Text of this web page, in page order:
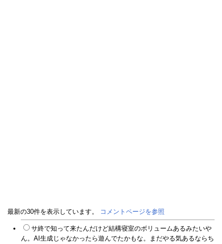
最新の30件を表示しています。 コメントページを参照
サ終で知って来たんだけど結構寝室のボリュームあるみたいや
ん。AI生成じゃなかったら遊んでたかもな。まだやる気あるならち